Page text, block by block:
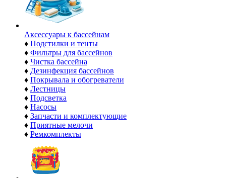
Аксессуары к бассейнам
♦ Подстилки и тенты
♦ Фильтры для бассейнов
♦ Чистка бассейна
♦ Дезинфекция бассейнов
♦ Покрывала и обогреватели
♦ Лестницы
♦ Подсветка
♦ Насосы
♦ Запчасти и комплектующие
♦ Приятные мелочи
♦ Ремкомплекты